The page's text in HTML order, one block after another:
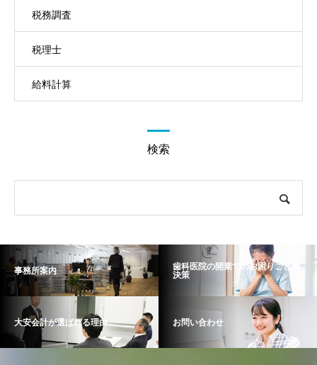
税務調査
税理士
給料計算
検索
事務所案内
歯科医院の開業でのお困りごと解
決策
大安会計が選ばれる理由 お問い合わせ